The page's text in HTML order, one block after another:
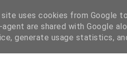
TEXT COFFEE READING
site uses cookies from Google
agent are shared with Google
generate usage statistics,